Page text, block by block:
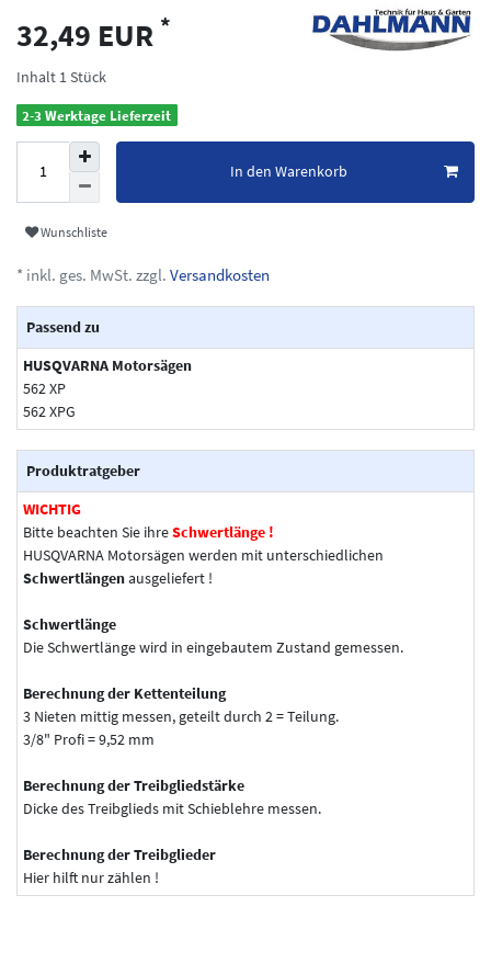
32,49 EUR *
Inhalt 1 Stück
2-3 Werktage Lieferzeit
In den Warenkorb
Wunschliste
* inkl. ges. MwSt. zzgl. Versandkosten
Passend zu
HUSQVARNA Motorsägen
562 XP
562 XPG
Produktratgeber
WICHTIG
Bitte beachten Sie ihreSchwertlänge !
HUSQVARNA Motorsägen werden mit unterschiedlichen
Schwertlängenausgeliefert !
Schwertlänge
Die Schwertlänge wird in eingebautem Zustand gemessen.
Berechnung der Kettenteilung
3 Nieten mittig messen, geteilt durch 2 = Teilung.
3/8" Profi = 9,52 mm
Berechnung der Treibgliedstärke
Dicke des Treibglieds mit Schieblehre messen.
Berechnung der Treibglieder
Hier hilft nur zählen !